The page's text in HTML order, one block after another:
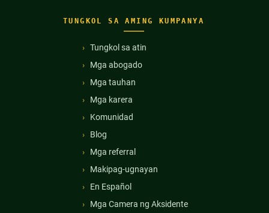
TUNGKOL SA AMING KUMPANYA
Tungkol sa atin
Mga abogado
Mga tauhan
Mga karera
Komunidad
Blog
Mga referral
Makipag-ugnayan
En Español
Mga Camera ng Aksidente